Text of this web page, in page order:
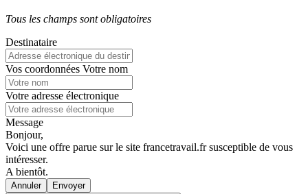
Tous les champs sont obligatoires
Destinataire
Vos coordonnées Votre nom
Votre adresse électronique
Message
Bonjour,
Voici une offre parue sur le site francetravail.fr susceptible de vous
intéresser.
A bientôt.
Annuler